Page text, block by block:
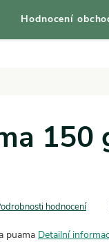
Hodnocení
150
hodnocení
puama Detailní